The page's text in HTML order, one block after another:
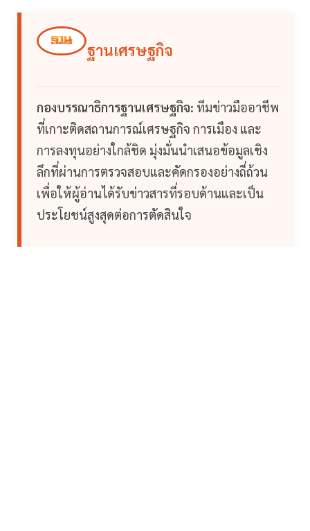
ฐานเศรษฐกิจ
กองบรรณาธิการฐานเศรษฐกิจ: ทีมข่าวมืออาชีพ
ที่เกาะติดสถานการณ์เศรษฐกิจ การเมือง และ
การลงทุนอย่างใกล้ชิด มุ่งมั่นนำเสนอข้อมูลเชิง
ลึกที่ผ่านการตรวจสอบและคัดกรองอย่างถี่ถ้วน
เพื่อให้ผู้อ่านได้รับข่าวสารที่รอบด้านและเป็น
ประโยชน์สูงสุดต่อการตัดสินใจ